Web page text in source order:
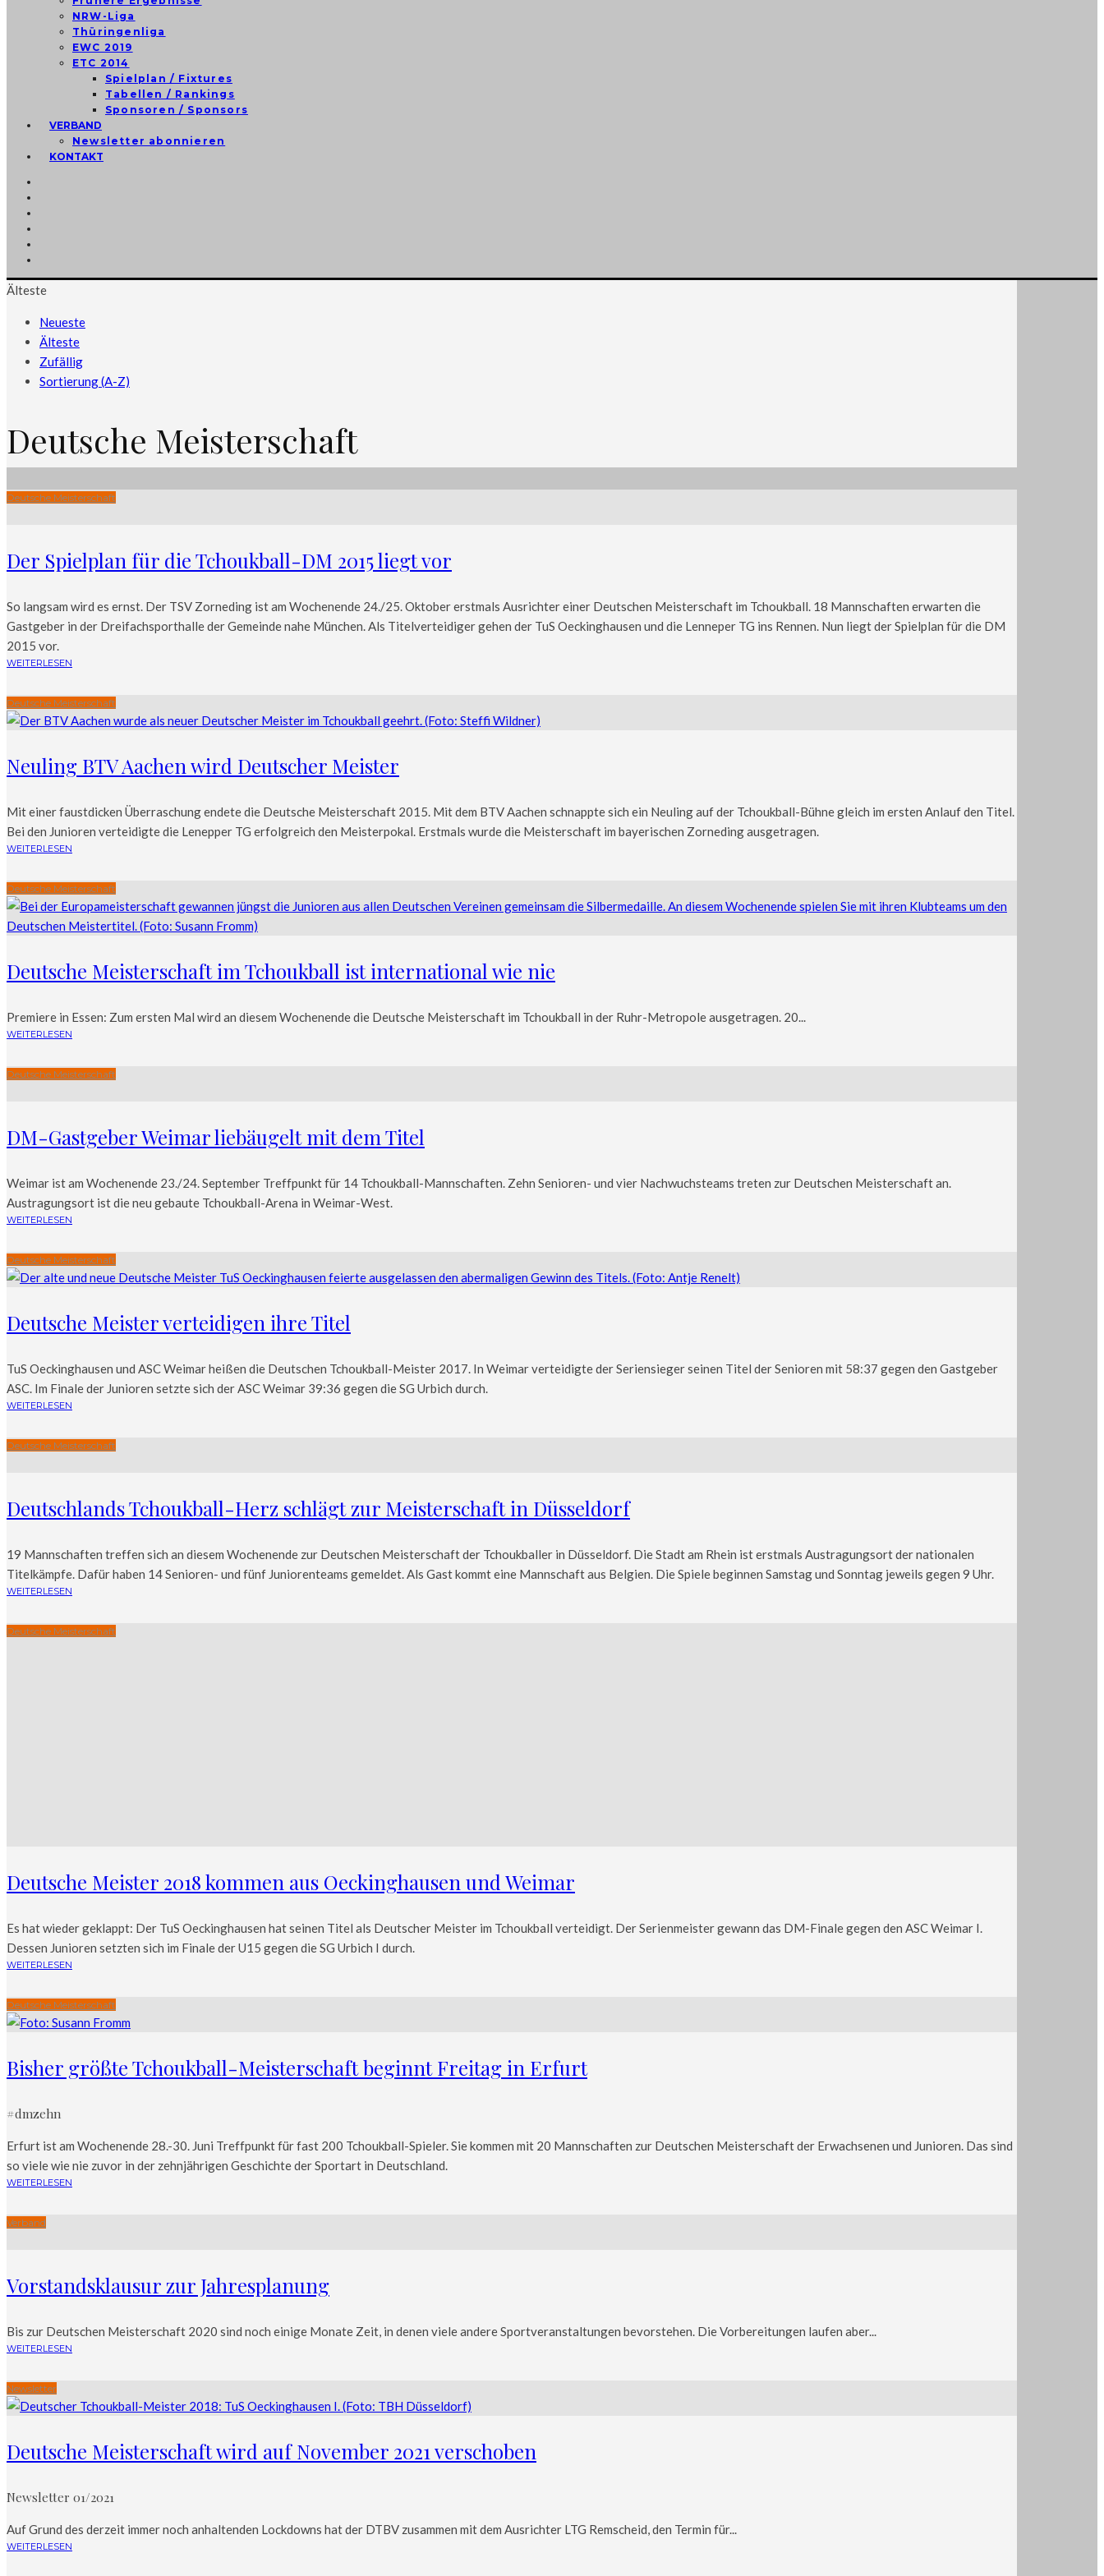
NRW-Liga
Thüringenliga
EWC 2019
ETC 2014
Spielplan / Fixtures
Tabellen / Rankings
Sponsoren / Sponsors
VERBAND
Newsletter abonnieren
KONTAKT
Älteste
Neueste
Älteste
Zufällig
Sortierung (A-Z)
Deutsche Meisterschaft
Deutsche Meisterschaft
Der Spielplan für die Tchoukball-DM 2015 liegt vor
So langsam wird es ernst. Der TSV Zorneding ist am Wochenende 24./25. Oktober erstmals Ausrichter einer Deutschen Meisterschaft im Tchoukball. 18 Mannschaften erwarten die
Gastgeber in der Dreifachsporthalle der Gemeinde nahe München. Als Titelverteidiger gehen der TuS Oeckinghausen und die Lenneper TG ins Rennen. Nun liegt der Spielplan für die DM
2015 vor.
WEITERLESEN
Deutsche Meisterschaft
Neuling BTV Aachen wird Deutscher Meister
Mit einer faustdicken Überraschung endete die Deutsche Meisterschaft 2015. Mit dem BTV Aachen schnappte sich ein Neuling auf der Tchoukball-Bühne gleich im ersten Anlauf den Titel.
Bei den Junioren verteidigte die Lenepper TG erfolgreich den Meisterpokal. Erstmals wurde die Meisterschaft im bayerischen Zorneding ausgetragen.
WEITERLESEN
Deutsche Meisterschaft
Deutsche Meisterschaft im Tchoukball ist international wie nie
Premiere in Essen: Zum ersten Mal wird an diesem Wochenende die Deutsche Meisterschaft im Tchoukball in der Ruhr-Metropole ausgetragen. 20...
WEITERLESEN
Deutsche Meisterschaft
DM-Gastgeber Weimar liebäugelt mit dem Titel
Weimar ist am Wochenende 23./24. September Treffpunkt für 14 Tchoukball-Mannschaften. Zehn Senioren- und vier Nachwuchsteams treten zur Deutschen Meisterschaft an.
Austragungsort ist die neu gebaute Tchoukball-Arena in Weimar-West.
WEITERLESEN
Deutsche Meisterschaft
Deutsche Meister verteidigen ihre Titel
TuS Oeckinghausen und ASC Weimar heißen die Deutschen Tchoukball-Meister 2017. In Weimar verteidigte der Seriensieger seinen Titel der Senioren mit 58:37 gegen den Gastgeber
ASC. Im Finale der Junioren setzte sich der ASC Weimar 39:36 gegen die SG Urbich durch.
WEITERLESEN
Deutsche Meisterschaft
Deutschlands Tchoukball-Herz schlägt zur Meisterschaft in Düsseldorf
19 Mannschaften treffen sich an diesem Wochenende zur Deutschen Meisterschaft der Tchoukballer in Düsseldorf. Die Stadt am Rhein ist erstmals Austragungsort der nationalen
Titelkämpfe. Dafür haben 14 Senioren- und fünf Juniorenteams gemeldet. Als Gast kommt eine Mannschaft aus Belgien. Die Spiele beginnen Samstag und Sonntag jeweils gegen 9 Uhr.
WEITERLESEN
Deutsche Meisterschaft
Deutsche Meister 2018 kommen aus Oeckinghausen und Weimar
Es hat wieder geklappt: Der TuS Oeckinghausen hat seinen Titel als Deutscher Meister im Tchoukball verteidigt. Der Serienmeister gewann das DM-Finale gegen den ASC Weimar I.
Dessen Junioren setzten sich im Finale der U15 gegen die SG Urbich I durch.
WEITERLESEN
Deutsche Meisterschaft
Bisher größte Tchoukball-Meisterschaft beginnt Freitag in Erfurt
#dmzehn
Erfurt ist am Wochenende 28.-30. Juni Treffpunkt für fast 200 Tchoukball-Spieler. Sie kommen mit 20 Mannschaften zur Deutschen Meisterschaft der Erwachsenen und Junioren. Das sind
so viele wie nie zuvor in der zehnjährigen Geschichte der Sportart in Deutschland.
WEITERLESEN
Verband
Vorstandsklausur zur Jahresplanung
Bis zur Deutschen Meisterschaft 2020 sind noch einige Monate Zeit, in denen viele andere Sportveranstaltungen bevorstehen. Die Vorbereitungen laufen aber...
WEITERLESEN
Newsletter
Deutsche Meisterschaft wird auf November 2021 verschoben
Newsletter 01/2021
Auf Grund des derzeit immer noch anhaltenden Lockdowns hat der DTBV zusammen mit dem Ausrichter LTG Remscheid, den Termin für...
WEITERLESEN